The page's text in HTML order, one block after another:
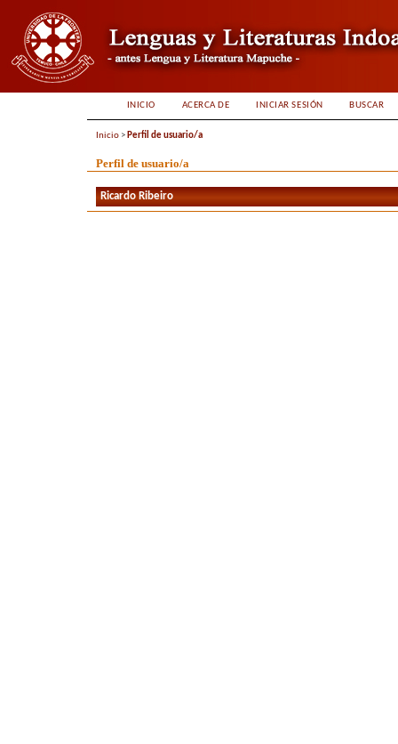
INICIO ACERCA DE INICIAR SESIÓN BUSCAR
Inicio > Perfil de usuario/a
Perfil de usuario/a
Ricardo Ribeiro